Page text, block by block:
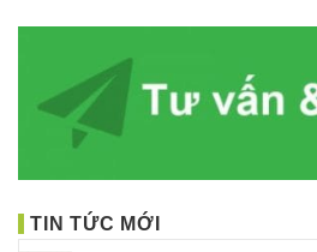
TIN TỨC MỚI